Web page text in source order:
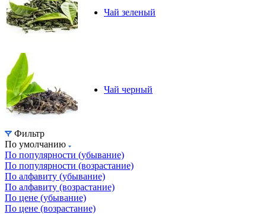
Чай зеленый
Чай черный
Фильтр
По умолчанию
По популярности (убывание)
По популярности (возрастание)
По алфавиту (убывание)
По алфавиту (возрастание)
По цене (убывание)
По цене (возрастание)